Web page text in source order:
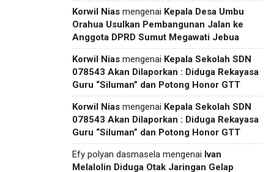
Korwil Nias mengenai Kepala Desa Umbu
Orahua Usulkan Pembangunan Jalan ke
Anggota DPRD Sumut Megawati Jebua
Korwil Nias mengenai Kepala Sekolah SDN
078543 Akan Dilaporkan : Diduga Rekayasa
Guru “Siluman” dan Potong Honor GTT
Korwil Nias mengenai Kepala Sekolah SDN
078543 Akan Dilaporkan : Diduga Rekayasa
Guru “Siluman” dan Potong Honor GTT
Efy polyan dasmasela mengenai Ivan
Melalolin Diduga Otak Jaringan Gelap